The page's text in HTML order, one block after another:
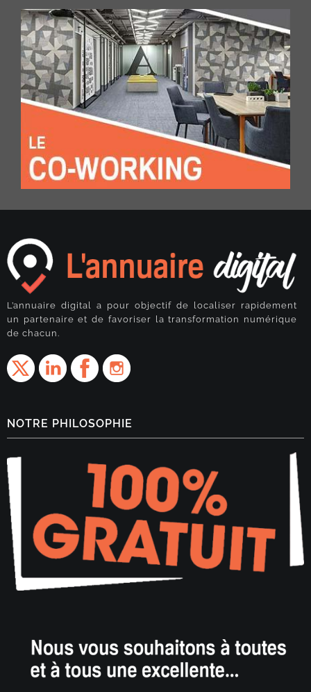
L’annuaire digital a pour objectif de localiser rapidement
un partenaire et de favoriser la transformation numérique
de chacun.
NOTRE PHILOSOPHIE